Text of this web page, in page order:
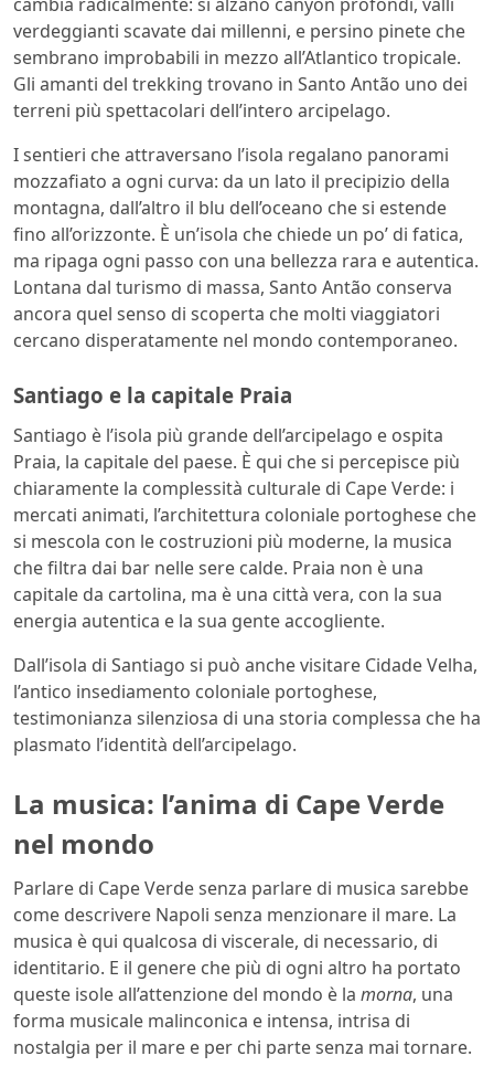
verdeggianti scavate dai millenni, e persino pinete che
sembrano improbabili in mezzo all’Atlantico tropicale.
Gli amanti del trekking trovano in Santo Antão uno dei
terreni più spettacolari dell’intero arcipelago.
I sentieri che attraversano l’isola regalano panorami
mozzafiato a ogni curva: da un lato il precipizio della
montagna, dall’altro il blu dell’oceano che si estende
fino all’orizzonte. È un’isola che chiede un po’ di fatica,
ma ripaga ogni passo con una bellezza rara e autentica.
Lontana dal turismo di massa, Santo Antão conserva
ancora quel senso di scoperta che molti viaggiatori
cercano disperatamente nel mondo contemporaneo.
Santiago e la capitale Praia
Santiago è l’isola più grande dell’arcipelago e ospita
Praia, la capitale del paese. È qui che si percepisce più
chiaramente la complessità culturale di Cape Verde: i
mercati animati, l’architettura coloniale portoghese che
si mescola con le costruzioni più moderne, la musica
che filtra dai bar nelle sere calde. Praia non è una
capitale da cartolina, ma è una città vera, con la sua
energia autentica e la sua gente accogliente.
Dall’isola di Santiago si può anche visitare Cidade Velha,
l’antico insediamento coloniale portoghese,
testimonianza silenziosa di una storia complessa che ha
plasmato l’identità dell’arcipelago.
La musica: l’anima di Cape Verde
nel mondo
Parlare di Cape Verde senza parlare di musica sarebbe
come descrivere Napoli senza menzionare il mare. La
musica è qui qualcosa di viscerale, di necessario, di
identitario. E il genere che più di ogni altro ha portato
queste isole all’attenzione del mondo è la morna, una
forma musicale malinconica e intensa, intrisa di
nostalgia per il mare e per chi parte senza mai tornare.